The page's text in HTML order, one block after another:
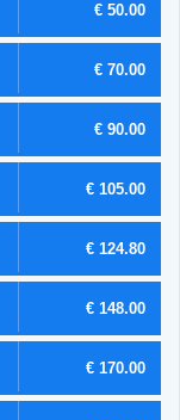
€ 50.00
€ 70.00
€ 90.00
€ 105.00
€ 124.80
€ 148.00
€ 170.00